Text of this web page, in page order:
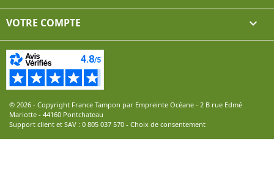
VOTRE COMPTE 
© 2026 - Copyright France Tampon par Empreinte Océane - 2 B rue Edmé
Mariotte - 44160 Pontchateau
Support client et SAV : 0 805 037 570 - Choix de consentement